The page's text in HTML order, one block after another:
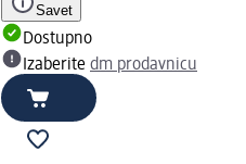
Savet
Dostupno
Izaberite dm prodavnicu